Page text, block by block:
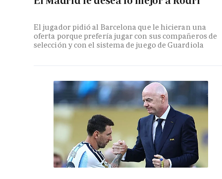
El jugador pidió al Barcelona que le hicieran una
oferta porque prefería jugar con sus compañeros de
selección y con el sistema de juego de Guardiola